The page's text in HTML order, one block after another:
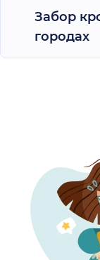
Забор
городах